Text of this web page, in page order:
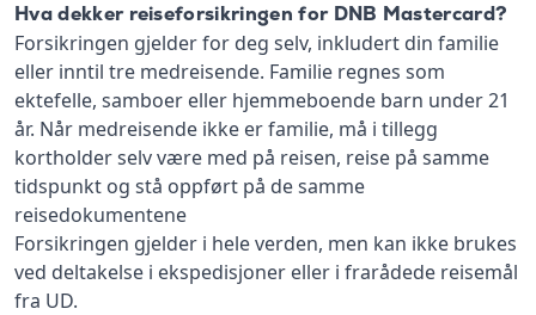
Hva dekker reiseforsikringen for DNB Mastercard?
Forsikringen gjelder for deg selv, inkludert din familie
eller inntil tre medreisende. Familie regnes som
ektefelle, samboer eller hjemmeboende barn under 21
år. Når medreisende ikke er familie, må i tillegg
kortholder selv være med på reisen, reise på samme
tidspunkt og stå oppført på de samme
reisedokumentene
Forsikringen gjelder i hele verden, men kan ikke brukes
ved deltakelse i ekspedisjoner eller i frarådede reisemål
fra UD.